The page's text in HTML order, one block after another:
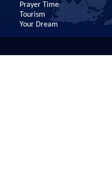
Prayer Time
Tourism
Your Dream